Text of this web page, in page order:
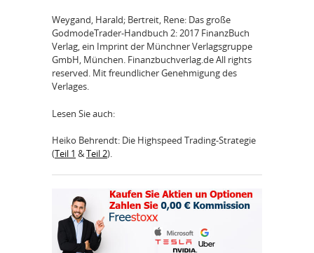
Weygand, Harald; Bertreit, Rene: Das große
GodmodeTrader-Handbuch 2: 2017 FinanzBuch
Verlag, ein Imprint der Münchner Verlagsgruppe
GmbH, München. Finanzbuchverlag.de All rights
reserved. Mit freundlicher Genehmigung des
Verlages.
Lesen Sie auch:
Heiko Behrendt: Die Highspeed Trading-Strategie
(Teil 1 &Teil 2).